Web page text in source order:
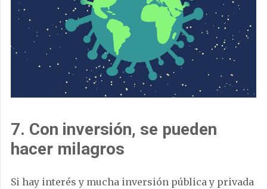
7. Con inversión, se pueden
hacer milagros
Si hay interés y mucha inversión pública y privada